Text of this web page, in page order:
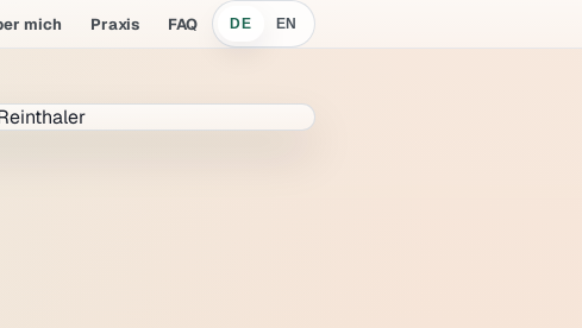
mich Praxis FAQ DE EN